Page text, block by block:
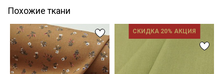
Похожие ткани
СКИДКА 20% АКЦИЯ